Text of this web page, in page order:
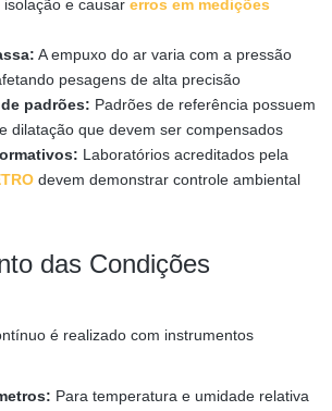
isolação e causar erros em medições
A empuxo do ar varia com a pressão
pesagens de alta precisão
padrões: Padrões de referência possuem
dilatação que devem ser compensados
Laboratórios acreditados pela
devem demonstrar controle ambiental
das Condições
é realizado com instrumentos
Para temperatura e umidade relativa